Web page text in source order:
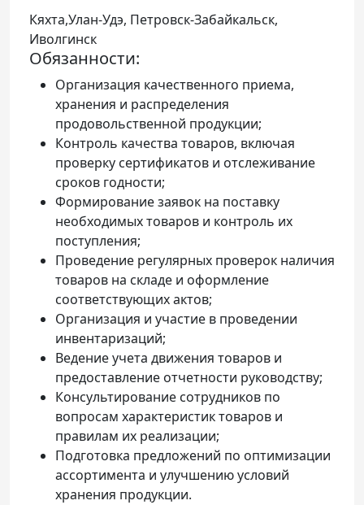
Контакты
Версия для слабовидящих
8 (3012) 411-099
Телефон доверия
Кяхта,Улан-Удэ, Петровск-Забайкальск,
Иволгинск
Обязанности:
Организация качественного приема,
хранения и распределения
продовольственной продукции;
Контроль качества товаров, включая
проверку сертификатов и отслеживание
сроков годности;
Формирование заявок на поставку
необходимых товаров и контроль их
поступления;
Проведение регулярных проверок наличия
товаров на складе и оформление
соответствующих актов;
Организация и участие в проведении
инвентаризаций;
Ведение учета движения товаров и
предоставление отчетности руководству;
Консультирование сотрудников по
вопросам характеристик товаров и
правилам их реализации;
Подготовка предложений по оптимизации
ассортимента и улучшению условий
хранения продукции.